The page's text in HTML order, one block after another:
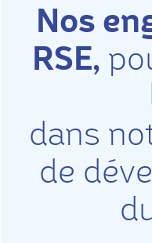
Nos
RSE,
dans
de